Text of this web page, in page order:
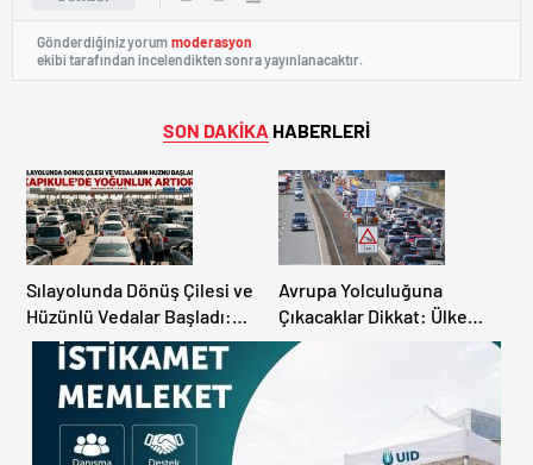
Gönderdiğiniz yorum moderasyon
ekibi tarafından incelendikten sonra yayınlanacaktır.
SON DAKİKA HABERLERİ
Sılayolunda Dönüş Çilesi ve
Hüzünlü Vedalar Başladı:
Kapıkule’de Yoğunluk
Artıyor!
Avrupa Yolculuğuna
Çıkacaklar Dikkat: Ülke
Ülke Güncel Trafik Kuralları,
Avrupa Otoyol Hız Limitleri